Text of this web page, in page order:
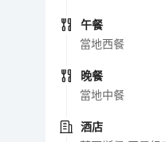
午餐
當地西餐
晚餐
當地中餐
酒店